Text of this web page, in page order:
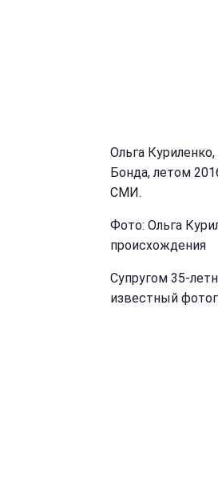
Ольга
Бонда, летом
СМИ.
Фото: Ольга
происхождения
Супругом 35-
известный